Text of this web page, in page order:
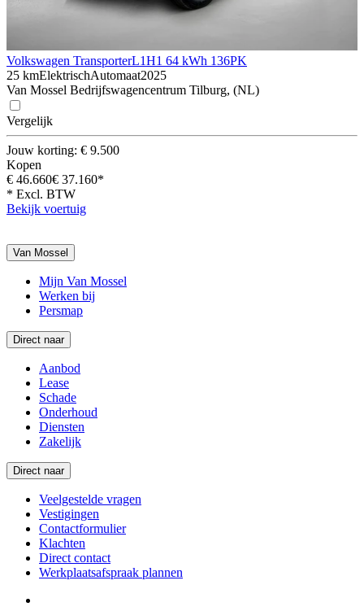
Volkswagen TransporterL1H1 64 kWh 136PK
25 kmElektrischAutomaat2025
Van Mossel Bedrijfswagencentrum Tilburg, (NL)
Vergelijk
Jouw korting: € 9.500
Kopen
€ 46.660€ 37.160*
* Excl. BTW
Bekijk voertuig
Van Mossel
Mijn Van Mossel
Werken bij
Persmap
Direct naar
Aanbod
Lease
Schade
Onderhoud
Diensten
Zakelijk
Direct naar
Veelgestelde vragen
Vestigingen
Contactformulier
Klachten
Direct contact
Werkplaatsafspraak plannen